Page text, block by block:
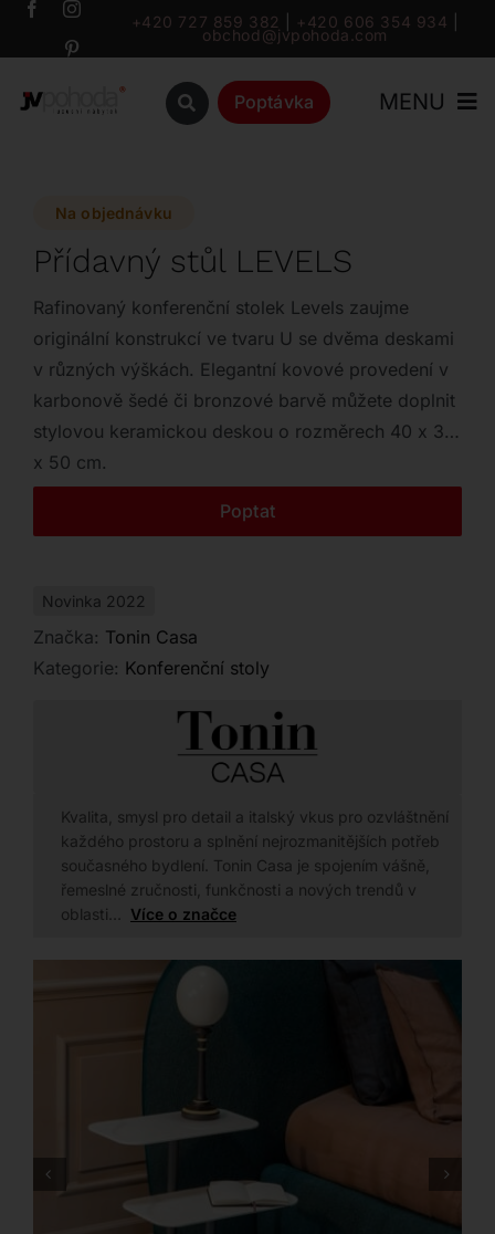
Přeskočit
+420 727 859 382 +420 606 354 934
obchod@jvpohoda.com
Poptávka MENU
Katalog
Značky
Outlet
Kontakt
Na objednávku
Přídavný stůl LEVELS
Rafinovaný konferenční stolek Levels zaujme
originální konstrukcí ve tvaru U se dvěma deskami
v různých výškách. Elegantní kovové provedení v
karbonově šedé či bronzové barvě můžete doplnit
stylovou keramickou deskou o rozměrech 40 x 37
x 50 cm.
Poptat
Novinka 2022
Značka: Tonin Casa
Kategorie: Konferenční stoly
Kvalita, smysl pro detail a italský vkus pro ozvláštnění
každého prostoru a splnění nejrozmanitějších potřeb
současného bydlení. Tonin Casa je spojením vášně,
řemeslné zručnosti, funkčnosti a nových trendů v
oblasti… Více o značce